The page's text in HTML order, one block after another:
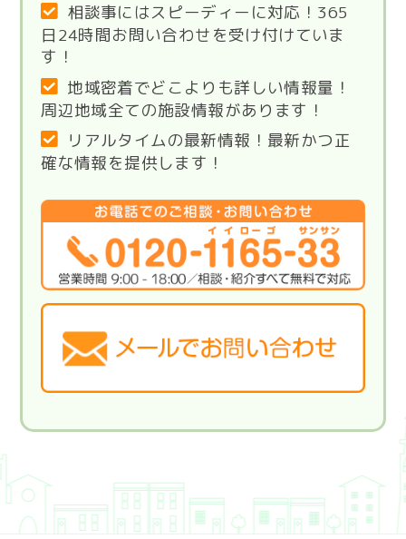
相談事にはスピーディーに対応！365
日24時間お問い合わせを受け付けていま
す！
地域密着でどこよりも詳しい情報量！
周辺地域全ての施設情報があります！
リアルタイムの最新情報！最新かつ正
確な情報を提供します！